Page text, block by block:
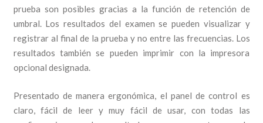
prueba son posibles gracias a la función de retención de
umbral. Los resultados del examen se pueden visualizar y
registrar al final de la prueba y no entre las frecuencias. Los
resultados también se pueden imprimir con la impresora
opcional designada.
Presentado de manera ergonómica, el panel de control es
claro, fácil de leer y muy fácil de usar, con todas las